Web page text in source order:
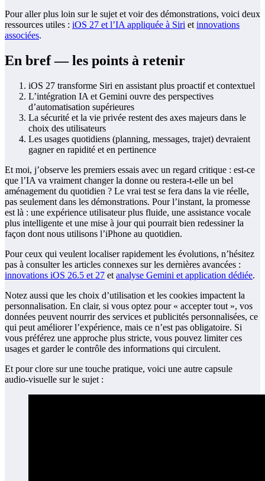
Pour aller plus loin sur le sujet et voir des démonstrations, voici deux
ressources utiles : iOS 27 et l’IA appliquée à Siri et innovations
associées.
En bref — les points à retenir
iOS 27 transforme Siri en assistant plus proactif et contextuel
L’intégration IA et Gemini ouvre des perspectives
d’automatisation supérieures
La sécurité et la vie privée restent des axes majeurs dans le
choix des utilisateurs
Les usages quotidiens (planning, messages, trajet) devraient
gagner en rapidité et en pertinence
Et moi, j’observe les premiers essais avec un regard critique : est‑ce
que l’IA va vraiment changer la donne ou restera‑t‑elle un bel
aménagement du quotidien ? Le vrai test se fera dans la vie réelle,
pas seulement dans les démonstrations. Pour l’instant, la promesse
est là : une expérience utilisateur plus fluide, une assistance vocale
plus intelligente et une mise à jour qui pourrait bien redessiner la
façon dont nous utilisons l’iPhone au quotidien.
Pour ceux qui veulent localiser rapidement les évolutions, n’hésitez
pas à consulter les articles connexes sur les dernières avancées :
innovations iOS 26.5 et 27 et analyse Gemini et application dédiée.
Notez aussi que les choix d’utilisation et les cookies impactent la
personnalisation. En clair, si vous optez pour « accepter tout », vos
données peuvent nourrir des services et publicités personnalisées, ce
qui peut améliorer l’expérience, mais ce n’est pas obligatoire. Si
vous préférez une approche plus stricte, vous pouvez limiter ces
usages et garder le contrôle des informations qui circulent.
Et pour clore sur une touche pratique, voici une autre capsule
audio‑visuelle sur le sujet :